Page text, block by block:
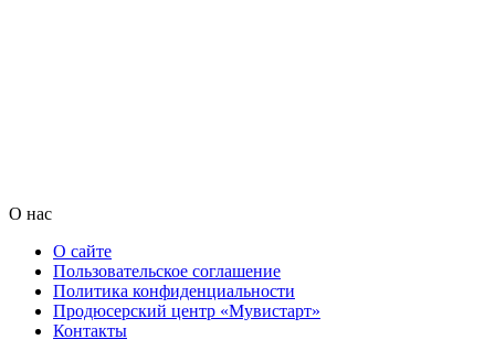
О нас
О сайте
Пользовательское соглашение
Политика конфиденциальности
Продюсерский центр «Мувистарт»
Контакты